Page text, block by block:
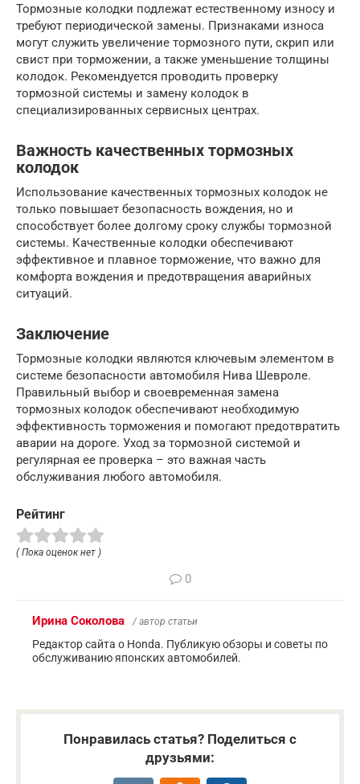
Тормозные колодки подлежат естественному износу и
требуют периодической замены. Признаками износа
могут служить увеличение тормозного пути, скрип или
свист при торможении, а также уменьшение толщины
колодок. Рекомендуется проводить проверку
тормозной системы и замену колодок в
специализированных сервисных центрах.
Важность качественных тормозных
колодок
Использование качественных тормозных колодок не
только повышает безопасность вождения, но и
способствует более долгому сроку службы тормозной
системы. Качественные колодки обеспечивают
эффективное и плавное торможение, что важно для
комфорта вождения и предотвращения аварийных
ситуаций.
Заключение
Тормозные колодки являются ключевым элементом в
системе безопасности автомобиля Нива Шевроле.
Правильный выбор и своевременная замена
тормозных колодок обеспечивают необходимую
эффективность торможения и помогают предотвратить
аварии на дороге. Уход за тормозной системой и
регулярная ее проверка – это важная часть
обслуживания любого автомобиля.
Рейтинг
( Пока оценок нет )
0
Ирина Соколова / автор статьи
Редактор сайта о Honda. Публикую обзоры и советы по
обслуживанию японских автомобилей.
Понравилась статья? Поделиться с
друзьями: